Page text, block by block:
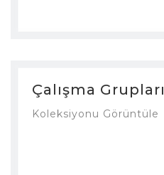
Çalışma Grupları
Koleksiyonu Görüntüle